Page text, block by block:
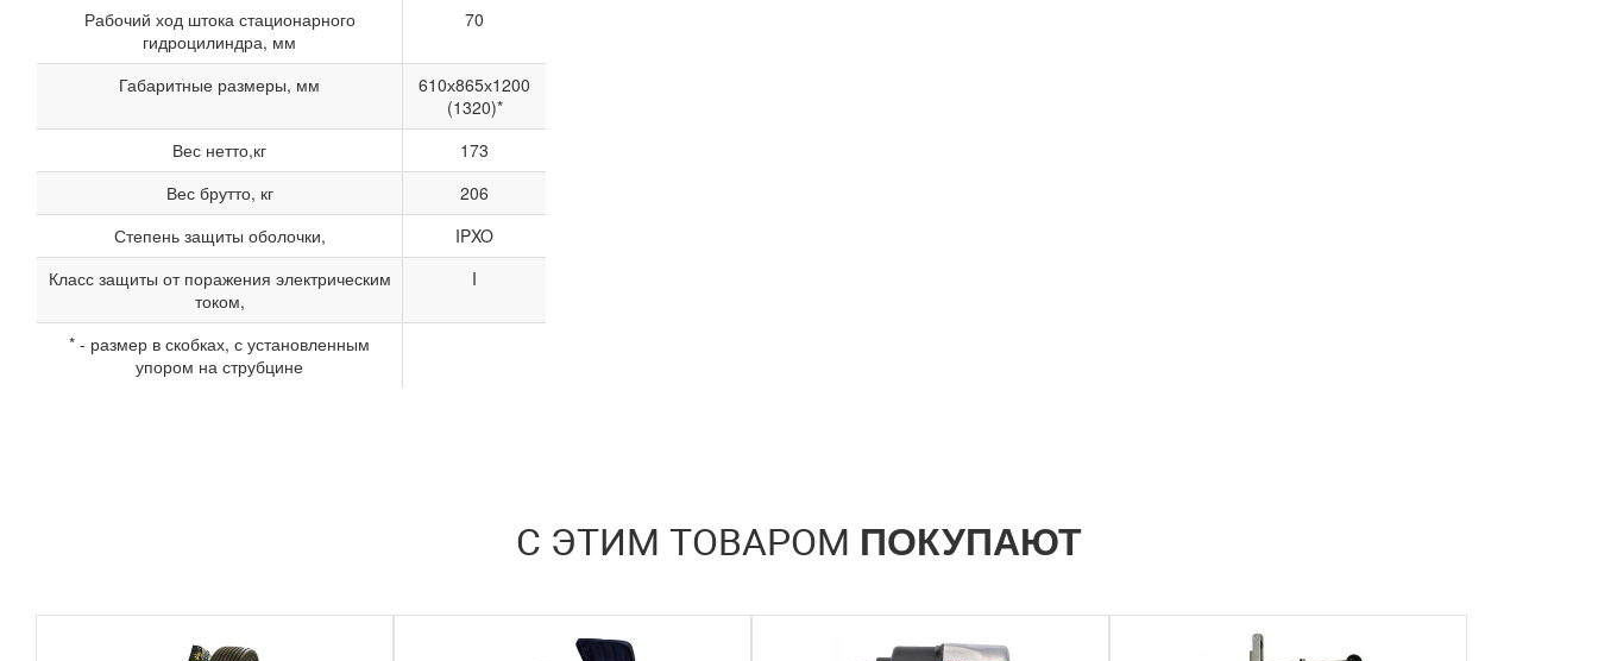
Рабочий ход штока стационарного
гидроцилиндра, мм
70
Габаритные размеры, мм
610х865х1200
(1320)*
Вес нетто,кг
173
Вес брутто, кг
206
Степень защиты оболочки,
IPXO
Класс защиты от поражения электрическим
током,
I
* - размер в скобках, с установленным
упором на струбцине
С ЭТИМ ТОВАРОМ ПОКУПАЮТ